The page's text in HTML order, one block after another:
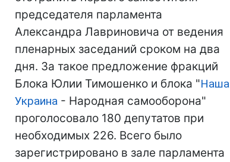
председателя парламента
Александра Лавриновича от ведения
пленарных заседаний сроком на два
дня. За такое предложение фракций
Блока Юлии Тимошенко и блока "Наша
Украина - Народная самооборона"
проголосовало 180 депутатов при
необходимых 226. Всего было
зарегистрировано в зале парламента